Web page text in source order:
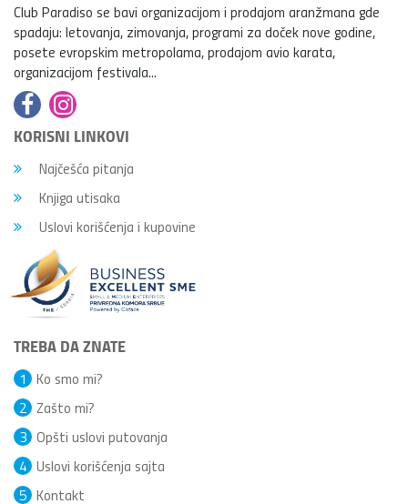
Club Paradiso se bavi organizacijom i prodajom aranžmana gde
spadaju: letovanja, zimovanja, programi za doček nove godine,
posete evropskim metropolama, prodajom avio karata,
organizacijom festivala...
KORISNI LINKOVI
Najčešća pitanja
Knjiga utisaka
Uslovi korišćenja i kupovine
TREBA DA ZNATE
Ko smo mi?
1
Zašto mi?
2
Opšti uslovi putovanja
3
Uslovi korišćenja sajta
4
Kontakt
5